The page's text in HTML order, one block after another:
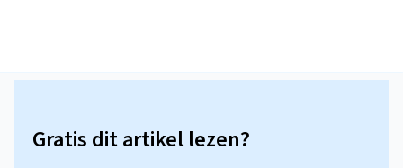
Gratis dit artikel lezen?